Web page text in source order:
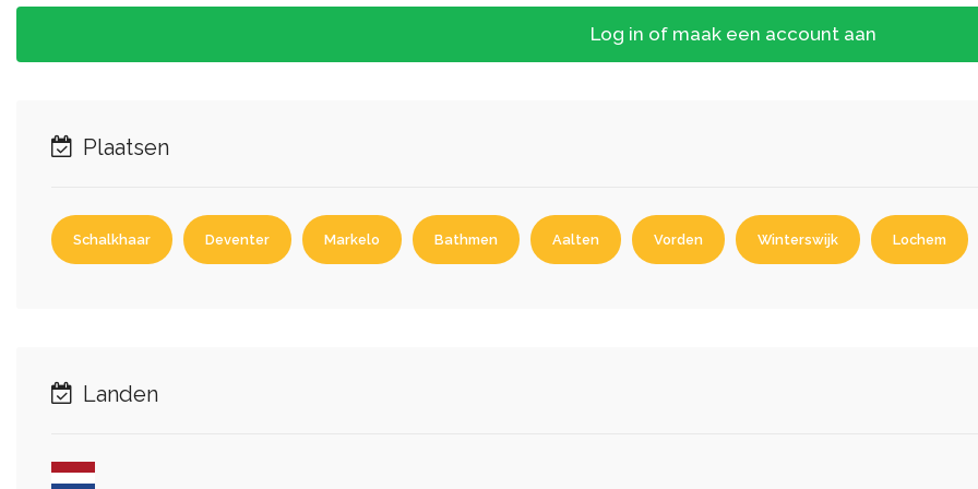
Log in of maak een account aan
Plaatsen
Schalkhaar Deventer Markelo Bathmen Aalten Vorden Winterswijk Lochem
Landen